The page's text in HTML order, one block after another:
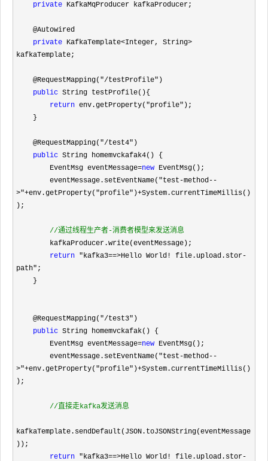
private KafkaMqProducer kafkaProducer;
private KafkaTemplate<Integer, String>
kafkaTemplate;
    @RequestMapping(
"/testProfile" )
public String testProfile(){
return env.getProperty("profile" );
    @RequestMapping(
"/test4" )
public String homemvckafak4() {
        EventMsg eventMessage
=new EventMsg();
        eventMessage.setEventName(
"test-method--
>"+env.getProperty("profile")+System.currentTimeMillis()
);
//通过线程生产者-消费者模型来发送消息
return "kafka3==>Hello World! file.upload.stor-
path" ;
    @RequestMapping(
"/test3" )
public String homemvckafak() {
        EventMsg eventMessage
=new EventMsg();
        eventMessage.setEventName(
"test-method--
>"+env.getProperty("profile")+System.currentTimeMillis()
);
//直接走kafka发送消息
kafkaTemplate.sendDefault(JSON.toJSONString(eventMessage
));
return "kafka3==>Hello World! file.upload.stor-